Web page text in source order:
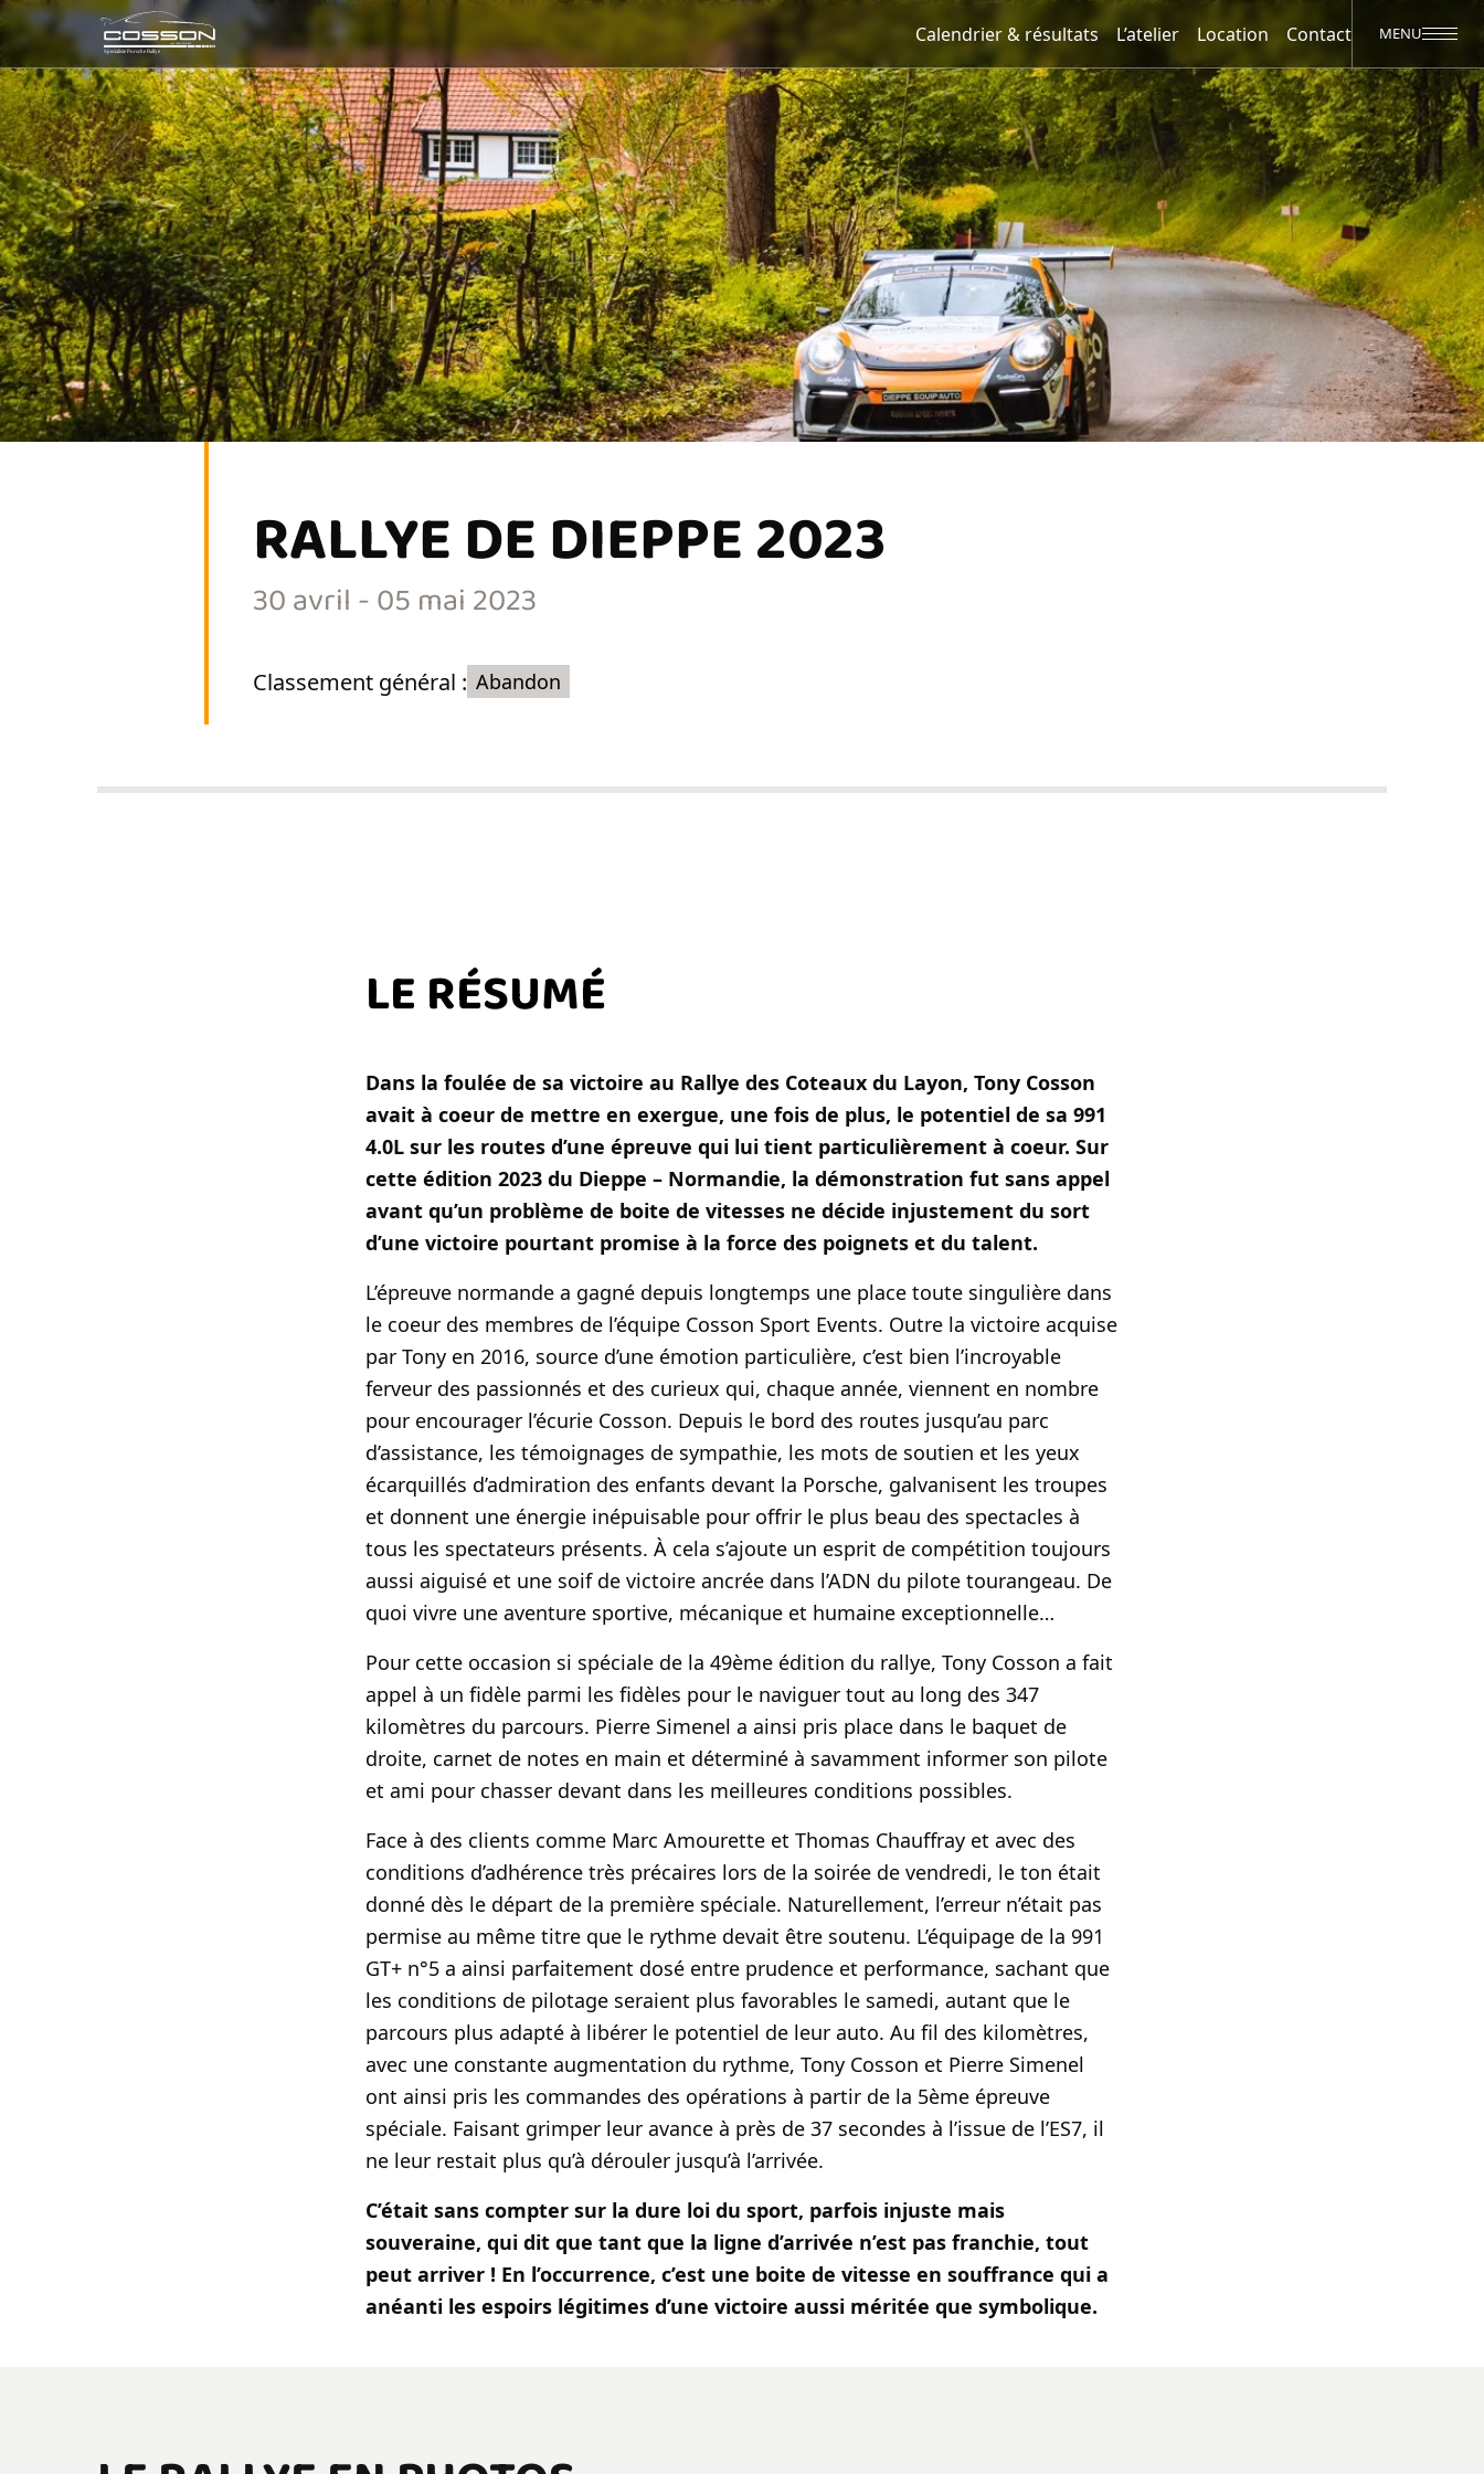
sport event
Specialiste Porsche Rallye
Calendrier & résultats L’atelier Location Contact MENU
RALLYE DE DIEPPE 2023
30 avril - 05mai 2023
Classement général : Abandon
LE RÉSUMÉ
Dans la foulée de sa victoire au Rallye des Coteaux du Layon, Tony Cosson
avait à coeur de mettre en exergue, une fois de plus, le potentiel de sa 991
4.0L sur les routes d’une épreuve qui lui tient particulièrement à coeur. Sur
cette édition 2023 du Dieppe – Normandie, la démonstration fut sans appel
avant qu’un problème de boite de vitesses ne décide injustement du sort
d’une victoire pourtant promise à la force des poignets et du talent.
L’épreuve normande a gagné depuis longtemps une place toute singulière dans
le coeur des membres de l’équipe Cosson Sport Events. Outre la victoire acquise
par Tony en 2016, source d’une émotion particulière, c’est bien l’incroyable
ferveur des passionnés et des curieux qui, chaque année, viennent en nombre
pour encourager l’écurie Cosson. Depuis le bord des routes jusqu’au parc
d’assistance, les témoignages de sympathie, les mots de soutien et les yeux
écarquillés d’admiration des enfants devant la Porsche, galvanisent les troupes
et donnent une énergie inépuisable pour offrir le plus beau des spectacles à
tous les spectateurs présents. À cela s’ajoute un esprit de compétition toujours
aussi aiguisé et une soif de victoire ancrée dans l’ADN du pilote tourangeau. De
quoi vivre une aventure sportive, mécanique et humaine exceptionnelle…
Pour cette occasion si spéciale de la 49ème édition du rallye, Tony Cosson a fait
appel à un fidèle parmi les fidèles pour le naviguer tout au long des 347
kilomètres du parcours. Pierre Simenel a ainsi pris place dans le baquet de
droite, carnet de notes en main et déterminé à savamment informer son pilote
et ami pour chasser devant dans les meilleures conditions possibles.
Face à des clients comme Marc Amourette et Thomas Chauffray et avec des
conditions d’adhérence très précaires lors de la soirée de vendredi, le ton était
donné dès le départ de la première spéciale. Naturellement, l’erreur n’était pas
permise au même titre que le rythme devait être soutenu. L’équipage de la 991
GT+ n°5 a ainsi parfaitement dosé entre prudence et performance, sachant que
les conditions de pilotage seraient plus favorables le samedi, autant que le
parcours plus adapté à libérer le potentiel de leur auto. Au fil des kilomètres,
avec une constante augmentation du rythme, Tony Cosson et Pierre Simenel
ont ainsi pris les commandes des opérations à partir de la 5ème épreuve
spéciale. Faisant grimper leur avance à près de 37 secondes à l’issue de l’ES7, il
ne leur restait plus qu’à dérouler jusqu’à l’arrivée.
C’était sans compter sur la dure loi du sport, parfois injuste mais
souveraine, qui dit que tant que la ligne d’arrivée n’est pas franchie, tout
peut arriver ! En l’occurrence, c’est une boite de vitesse en souffrance qui a
anéanti les espoirs légitimes d’une victoire aussi méritée que symbolique.